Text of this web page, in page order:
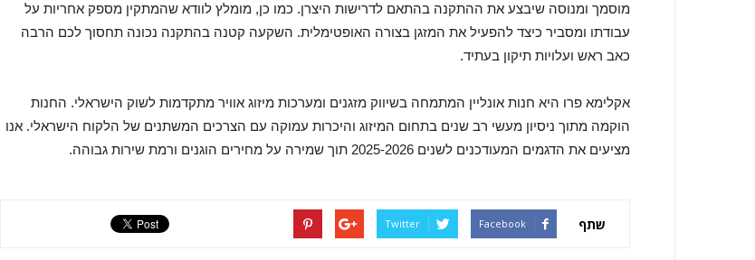
מוסמך ומנוסה שיבצע את ההתקנה בהתאם לדרישות היצרן. כמו כן, מומלץ לוודא שהמתקין מספק אחריות על
עבודתו ומסביר כיצד להפעיל את המזגן בצורה האופטימלית. השקעה קטנה בהתקנה נכונה תחסוך לכם הרבה
כאב ראש ועלויות תיקון בעתיד.
אקלימא פרו היא חנות אונליין המתמחה בשיווק מזגנים ומערכות מיזוג אוויר מתקדמות לשוק הישראלי. החנות
הוקמה מתוך ניסיון מעשי רב שנים בתחום המיזוג והיכרות עמוקה עם הצרכים המשתנים של הלקוח הישראלי. אנו
מציעים את הדגמים המעודכנים לשנים 2025-2026 תוך שמירה על מחירים הוגנים ורמת שירות גבוהה.
שתף Facebook
Twitter